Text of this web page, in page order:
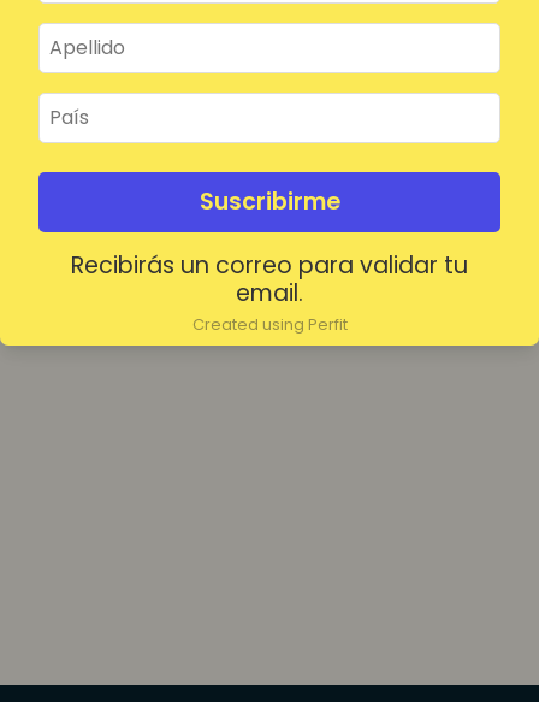
Suscribirme
Recibirás un correo para validar tu
email.
Created using Perfit
Mantenerme conectado
Acceder